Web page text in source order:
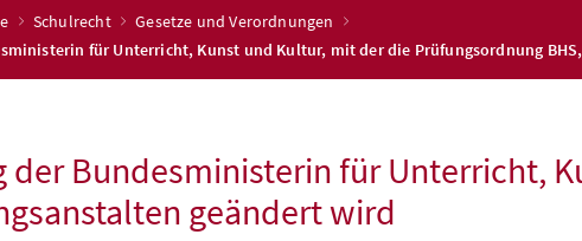
Schulrecht
Gesetze und Verordnungen
für Unterricht, Kunst und Kultur, mit der die Prüfungsordnung
der Bundesministerin für Unterricht,
geändert wird